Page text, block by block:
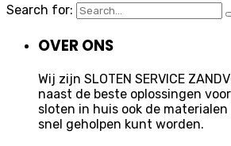
Search for:
OVER ONS
Wij zijn SLOTEN SERVICE
naast de beste oplossingen
sloten in huis ook de
snel geholpen kunt worden.